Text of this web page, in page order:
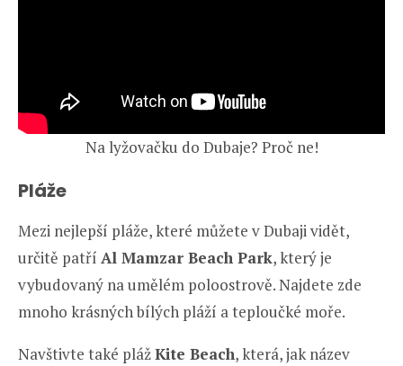
Na lyžovačku do Dubaje? Proč ne!
Pláže
Mezi nejlepší pláže, které můžete v Dubaji vidět,
určitě patří Al Mamzar Beach Park, který je
vybudovaný na umělém poloostrově. Najdete zde
mnoho krásných bílých pláží a teploučké moře.
Navštivte také plážKite Beach, která, jak název